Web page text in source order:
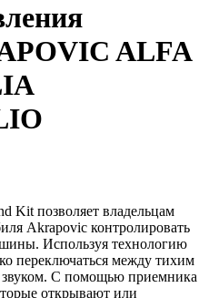
ALFA
Kit позволяет владельцам
Akrapovic контролировать
Используя технологию
переключаться между тихим
С помощью приемника
открывают или